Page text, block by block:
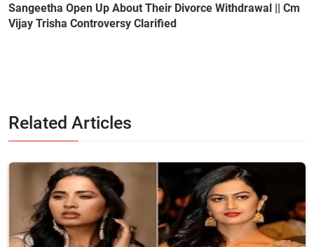
Sangeetha Open Up About Their Divorce Withdrawal || Cm
Vijay Trisha Controversy Clarified
Related Articles